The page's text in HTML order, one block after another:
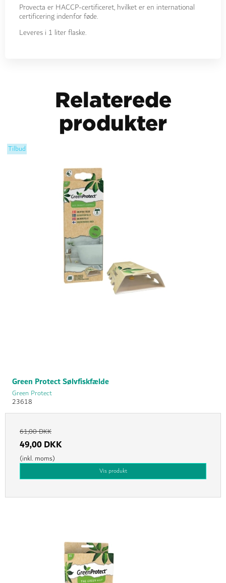
Provecta er HACCP-certificeret, hvilket er en international
certificering indenfor føde.
Leveres i 1 liter flaske.
Relaterede
produkter
Tilbud
Green Protect Sølvfiskfælde
Green Protect
23618
61,00 DKK
49,00 DKK
(inkl. moms)
Vis produkt